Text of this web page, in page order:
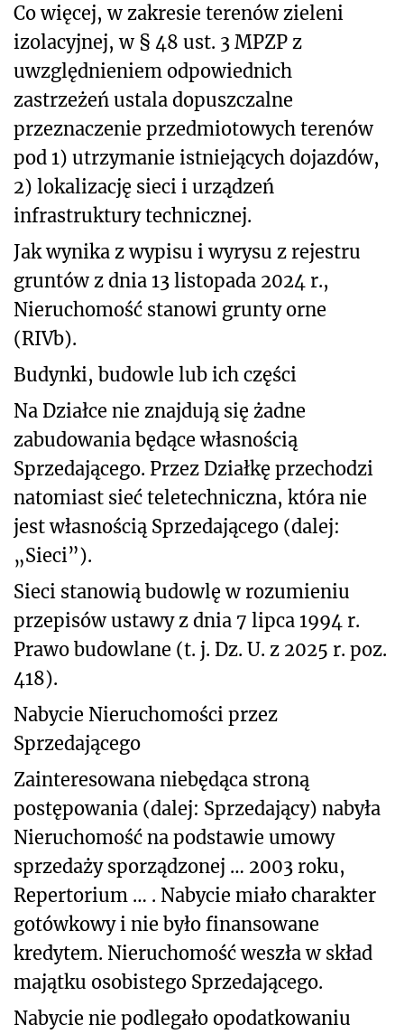
Co więcej, w zakresie terenów zieleni
izolacyjnej, w § 48 ust. 3 MPZP z
uwzględnieniem odpowiednich
zastrzeżeń ustala dopuszczalne
przeznaczenie przedmiotowych terenów
pod 1) utrzymanie istniejących dojazdów,
2) lokalizację sieci i urządzeń
infrastruktury technicznej.
Jak wynika z wypisu i wyrysu z rejestru
gruntów z dnia 13 listopada 2024 r.,
Nieruchomość stanowi grunty orne
(RIVb).
Budynki, budowle lub ich części
Na Działce nie znajdują się żadne
zabudowania będące własnością
Sprzedającego. Przez Działkę przechodzi
natomiast sieć teletechniczna, która nie
jest własnością Sprzedającego (dalej:
„Sieci”).
Sieci stanowią budowlę w rozumieniu
przepisów ustawy z dnia 7 lipca 1994 r.
Prawo budowlane (t. j. Dz. U. z 2025 r. poz.
418).
Nabycie Nieruchomości przez
Sprzedającego
Zainteresowana niebędąca stroną
postępowania (dalej: Sprzedający) nabyła
Nieruchomość na podstawie umowy
sprzedaży sporządzonej … 2003 roku,
Repertorium … . Nabycie miało charakter
gotówkowy i nie było finansowane
kredytem. Nieruchomość weszła w skład
majątku osobistego Sprzedającego.
Nabycie nie podlegało opodatkowaniu